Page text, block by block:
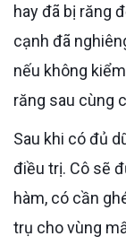
hay đã bị răng
cạnh đã
nếu không
răng sau cùng
Sau khi có đủ dữ liệu, Bác sĩ sẽ tư vấn phương án
điều trị. Cô sẽ
hàm, có cần
trụ cho vùng